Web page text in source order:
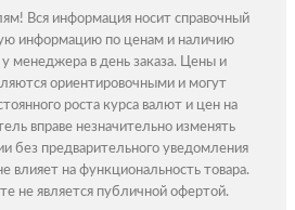
Вся информация носит справочный
информацию по ценам и наличию
у менеджера в день заказа. Цены и
ориентировочными и могут
роста курса валют и цен на
вправе незначительно изменять
без предварительного уведомления
влияет на функциональность товара.
не является публичной офертой.